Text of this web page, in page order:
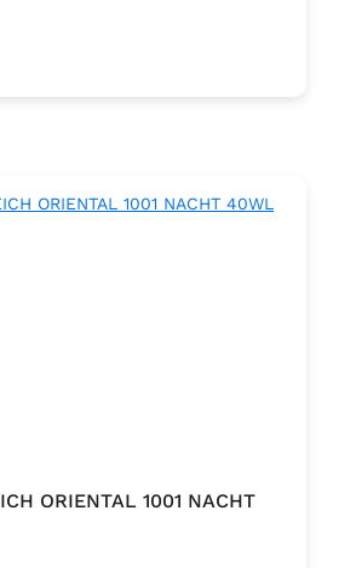
ORIENTAL 1001 NACHT